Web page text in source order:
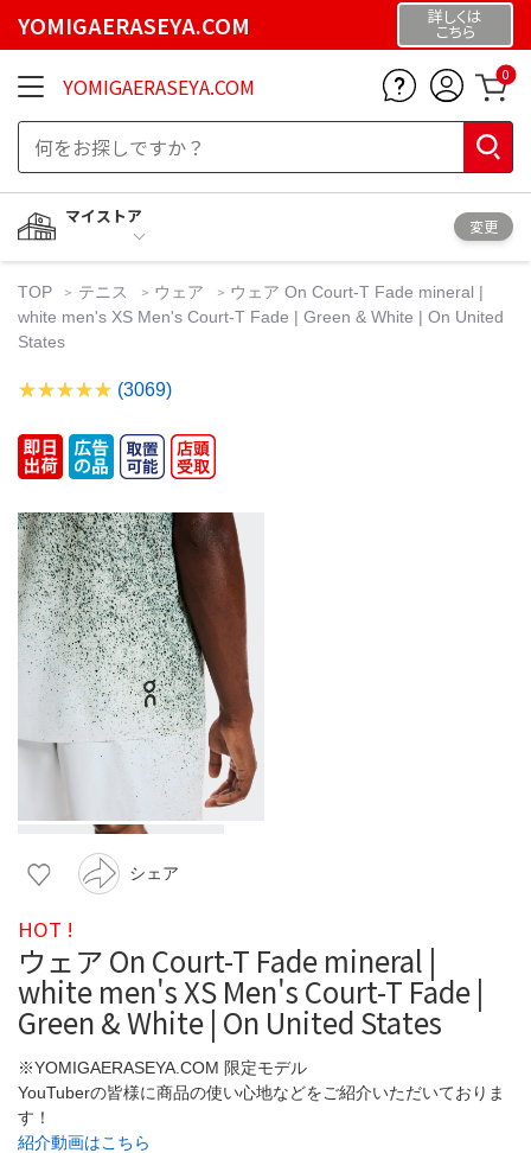
YOMIGAERASEYA.COM 詳しくは
こちら
YOMIGAERASEYA.COM 0
マイストア
変更
TOP テニス ウェア
ウェア On Court-T Fade mineral |
white men's XS Men's Court-T Fade | Green & White | On United
States
(3069)
シェア
HOT !
ウェア On Court-T Fade mineral |
white men's XS Men's Court-T Fade |
Green & White | On United States
※YOMIGAERASEYA.COM 限定モデル
YouTuberの皆様に商品の使い心地などをご紹介いただいておりま
す！
紹介動画はこちら